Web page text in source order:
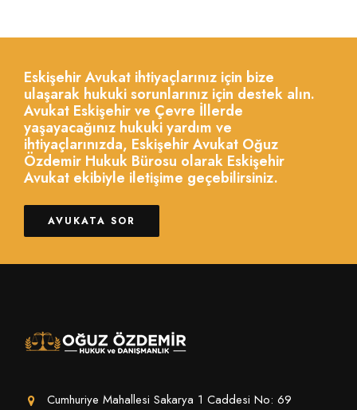
Eskişehir Avukat ihtiyaçlarınız için bize
ulaşarak hukuki sorunlarınız için destek alın.
Avukat Eskişehir ve Çevre İllerde
yaşayacağınız hukuki yardım ve
ihtiyaçlarınızda, Eskişehir Avukat Oğuz
Özdemir Hukuk Bürosu olarak Eskişehir
Avukat ekibiyle iletişime geçebilirsiniz.
AVUKATA SOR
Cumhuriye Mahallesi Sakarya 1 Caddesi No: 69